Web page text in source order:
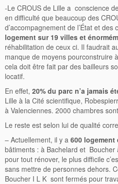
-Le CROUS de Lille a conscience
en difficulté que beaucoup des
d’accompagnement de l’État et des
logement sur 19 villes et
réhabilitation de ceux ci. Il faudrait
manque de moyens pourconstruire
cela doit être fait par des bailleurs
locatif.
En effet, 20% du parc n’a jamais
Lille à la Cité scientifique,
à Valenciennes. 2000 chambres
Le reste est selon lui de qualité
– Actuellement, il y a 600
bâtiments : à Bachelard et Boucher
pour tout rénover, le plus difficile
sans mettre de personnes dehors.
Boucher I L K sont fermés pour